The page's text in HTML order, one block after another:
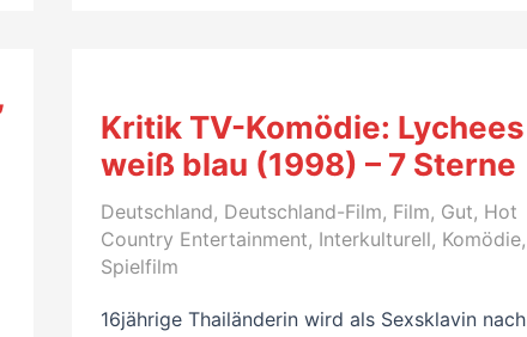
Jim
Jarmusch,
mit
Gena
Rowlands,
Ryder,
Kritik TV-Komödie: Lychees
weiß blau (1998) – 7 Sterne
Deutschland, Deutschland-Film, Film, Gut, Hot
Country Entertainment, Interkulturell, Komödie,
Spielfilm
16jährige Thailänderin wird als Sexsklavin nach